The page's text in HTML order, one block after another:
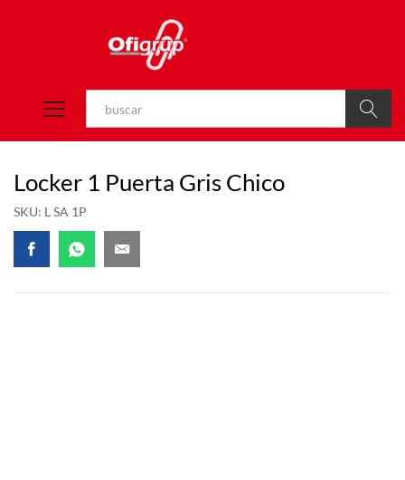
Buscar
Locker 1 Puerta Gris Chico
SKU: L SA 1P